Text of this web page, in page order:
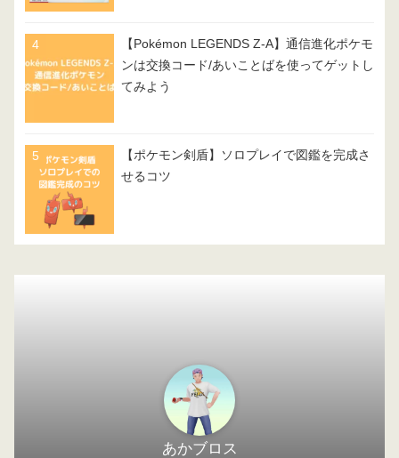
【Pokémon LEGENDS Z-A】通信進化ポケモ
ンは交換コード/あいことばを使ってゲットし
てみよう
【ポケモン剣盾】ソロプレイで図鑑を完成さ
せるコツ
あかブロス